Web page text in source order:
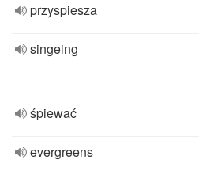
przyspiesza
singeing
śpiewać
evergreens